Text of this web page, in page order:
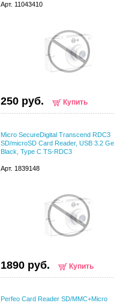
Арт. 11043410
250 руб. Купить
Micro SecureDigital Transcend RDC3
SD/microSD Card Reader, USB 3.2
Black, Type C TS-RDC3
Арт. 1839148
1890 руб. Купить
Perfeo Card Reader SD/MMC+Micro